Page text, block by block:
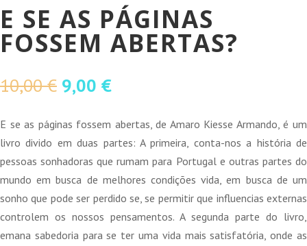
E SE AS PÁGINAS
FOSSEM ABERTAS?
10,00€ O
original
era:
10,00 €.
9,00 €O
atual
é:
9,00 €.
E se as páginas fossem abertas, de Amaro Kiesse Armando, é um
livro divido em duas partes: A primeira, conta-nos a história de
pessoas sonhadoras que rumam para Portugal e outras partes do
mundo em busca de melhores condições vida, em busca de um
sonho que pode ser perdido se, se permitir que influencias externas
controlem os nossos pensamentos. A segunda parte do livro,
emana sabedoria para se ter uma vida mais satisfatória, onde as